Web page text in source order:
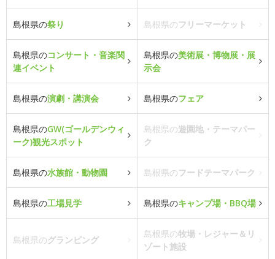
島根県の祭り 島根県のフリーマーケット
島根県のコンサート・音楽関
連イベント
島根県の美術展・博物展・展
示会
島根県の演劇・講演会 島根県のフェア
島根県のGW(ゴールデンウィ
ーク)観光スポット
島根県の遊園地・テーマパー
ク
島根県の水族館・動物園 島根県のフードテーマパーク
島根県の工場見学 島根県のキャンプ場・BBQ場
島根県のグランピング
島根県の牧場・レジャー＆リ
ゾート施設